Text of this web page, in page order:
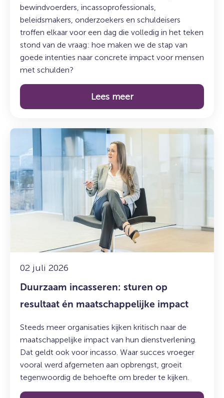
bewindvoerders, incassoprofessionals,
beleidsmakers, onderzoekers en schuldeisers
troffen elkaar voor een dag die volledig in het teken
stond van de vraag: hoe maken we de stap van
goede intenties naar concrete impact voor mensen
met schulden?
Lees meer
02 juli 2026
Duurzaam incasseren: sturen op
resultaat én maatschappelijke impact
Steeds meer organisaties kijken kritisch naar de
maatschappelijke impact van hun dienstverlening.
Dat geldt ook voor incasso. Waar succes vroeger
vooral werd afgemeten aan opbrengst, groeit
tegenwoordig de behoefte om breder te kijken.
Lees
over:
Duurzaam
incasseren:
sturen
op
resultaat
impact